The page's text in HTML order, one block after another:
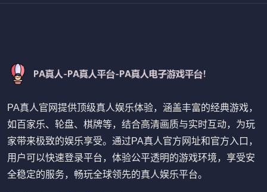
PA真人官网提供顶级真人娱乐体验，涵盖丰富的经典游戏，
如百家乐、轮盘、棋牌等，结合高清画质与实时互动，为玩
家带来极致的娱乐享受。通过PA真人官方网址和官方入口，
用户可以快速登录平台，体验公平透明的游戏环境，享受安
全稳定的服务，畅玩全球领先的真人娱乐平台。